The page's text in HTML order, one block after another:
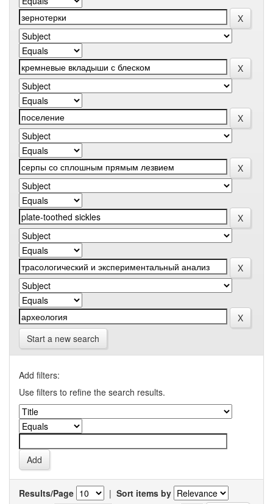
Start a new search
Add filters:
Use filters to refine the search results.
Results/Page | Sort items by